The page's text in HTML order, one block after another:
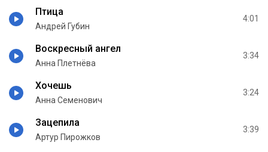
Птица
Андрей Губин
4:01
Воскресный ангел
Анна Плетнёва
3:34
Хочешь
Анна Семенович
3:24
Зацепила
Артур Пирожков
3:39